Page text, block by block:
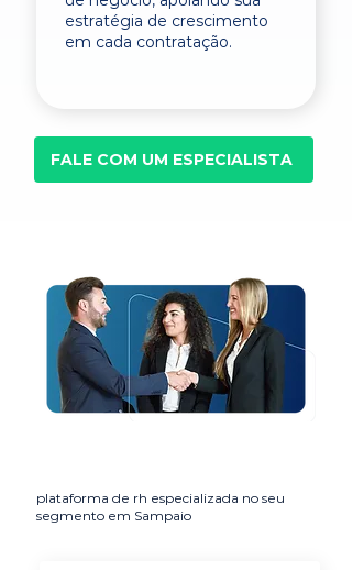
estratégia de crescimento
em cada contratação.
FALE COM UM ESPECIALISTA
plataforma de rh especializada no seu
segmento em Sampaio